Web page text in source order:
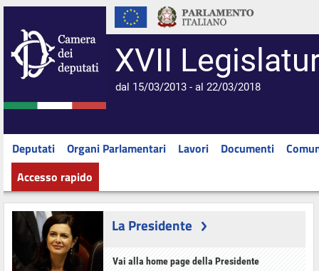
XVII
dal 15/03/2013 - al 22/03/2018
Deputati Organi Parlamentari Lavori Documenti
Accesso rapido
La Presidente
Vai alla home page della Presidente